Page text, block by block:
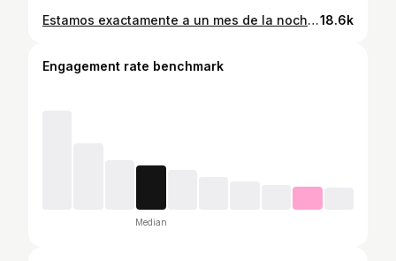
Estamos exactamente a un mes de la noche más linda del año 👑 🇻🇪. Comienza la cuenta regresiva para el 7 de diciembre⌛️ @missvenezuela Han sido meses de mucha preparación, aprendizajes, evolución, de esfuerzo y constancia para cumplir nuestros propósitos y sueños✨... Y así seguiremos; disfrutando y construyendo el presente para un maravilloso futuro 🇻🇪 GRACIAS a todos los que comparten conmigo este mágico camino♥️ . #MissVenezuela2023 #MissLaguaira #misslaguaira2023 #Missvenezuela18.6k
Engagement rate benchmark
Median